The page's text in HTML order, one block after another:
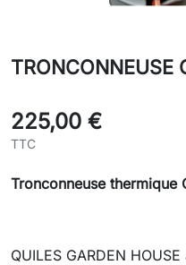
TRONCONNEUSE
225,00 €
TTC
Tronconneuse thermique
QUILES GARDEN